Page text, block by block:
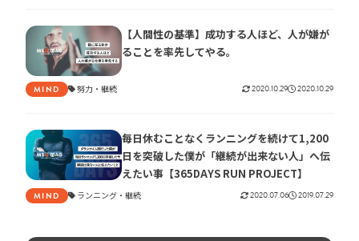
【人間性の基準】成功する人ほど、人が嫌が
ることを率先してやる。
MIND 努力 継続 2020.10.29 2020.10.29
毎日休むことなくランニングを続けて1,200
日を突破した僕が「継続が出来ない人」へ伝
えたい事【365DAYS RUN PROJECT】
MIND ランニング 継続 2020.07.06 2019.07.29